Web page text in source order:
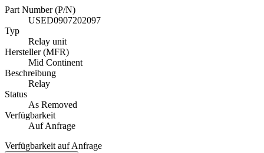
Part Number (P/N)
USED0907202097
Typ
Relay unit
Hersteller (MFR)
Mid Continent
Beschreibung
Relay
Status
As Removed
Verfügbarkeit
Auf Anfrage
Verfügbarkeit auf Anfrage